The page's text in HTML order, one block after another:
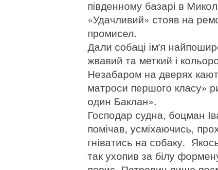
південному базарі в
«Удачливий» стояв на
промисел.
Дали собаці ім'я
жвавий та меткий і
Незабаром на дверях
матроси першого класу»
один Баклан».
Господар судна, боцман
помічав, усміхаючись,
гніватись на собаку.
так ухопив за білу